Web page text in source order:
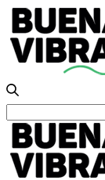
Search
for: